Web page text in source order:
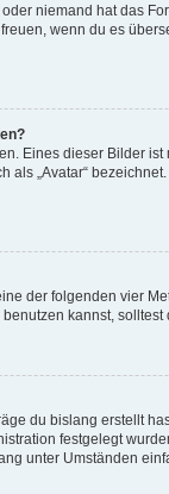
niemand hat das
wenn du es
Eines dieser Bilder
„Avatar“
der folgenden vier
kannst,
du bislang erstellt
festgelegt
unter Umständen